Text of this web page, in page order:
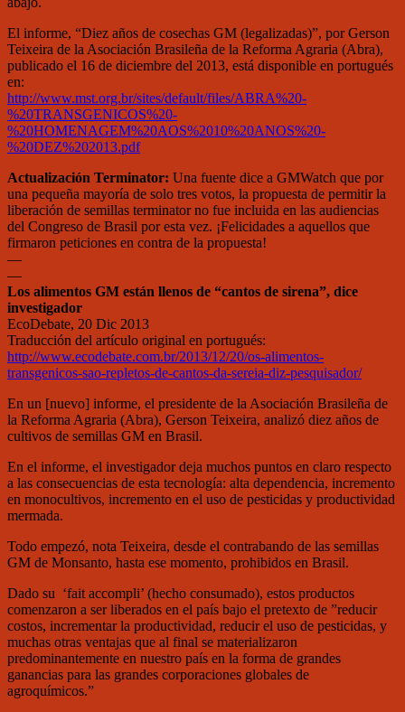
El informe, “Diez años de cosechas GM (legalizadas)”, por Gerson
Teixeira de la Asociación Brasileña de la Reforma Agraria (Abra),
publicado el 16 de diciembre del 2013, está disponible en portugués
en:
http://www.mst.org.br/sites/default/files/ABRA%20-
%20TRANSGENICOS%20-
%20HOMENAGEM%20AOS%2010%20ANOS%20-
%20DEZ%202013.pdf
Actualización Terminator: Una fuente dice a GMWatch que por
una pequeña mayoría de solo tres votos, la propuesta de permitir la
liberación de semillas terminator no fue incluida en las audiencias
del Congreso de Brasil por esta vez. ¡Felicidades a aquellos que
firmaron peticiones en contra de la propuesta!
—
—
Los alimentos GM están llenos de “cantos de sirena”, dice
investigador
EcoDebate, 20 Dic 2013
Traducción del artículo original en portugués:
http://www.ecodebate.com.br/2013/12/20/os-alimentos-
transgenicos-sao-repletos-de-cantos-da-sereia-diz-pesquisador/
En un [nuevo] informe, el presidente de la Asociación Brasileña de
la Reforma Agraria (Abra), Gerson Teixeira, analizó diez años de
cultivos de semillas GM en Brasil.
En el informe, el investigador deja muchos puntos en claro respecto
a las consecuencias de esta tecnología: alta dependencia, incremento
en monocultivos, incremento en el uso de pesticidas y productividad
mermada.
Todo empezó, nota Teixeira, desde el contrabando de las semillas
GM de Monsanto, hasta ese momento, prohibidos en Brasil.
Dado su ‘fait accompli’ (hecho consumado), estos productos
comenzaron a ser liberados en el país bajo el pretexto de ”reducir
costos, incrementar la productividad, reducir el uso de pesticidas, y
muchas otras ventajas que al final se materializaron
predominantemente en nuestro país en la forma de grandes
ganancias para las grandes corporaciones globales de
agroquímicos.”